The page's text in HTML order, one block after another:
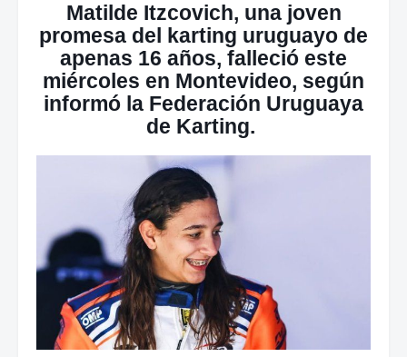
Matilde Itzcovich, una joven
promesa del karting uruguayo de
apenas 16 años, falleció este
miércoles en Montevideo, según
informó la Federación Uruguaya
de Karting.